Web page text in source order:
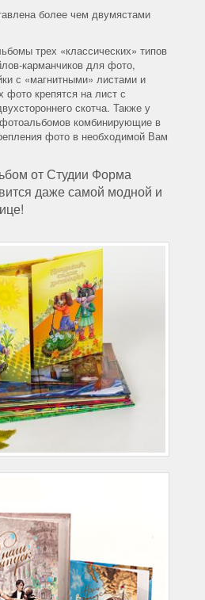
более чем двумястами
трех «классических» типов
карманчиков для фото,
с «магнитными» листами и
крепятся на лист с
скотча. Также у
комбинирующие в
фото в необходимой Вам
от Студии Форма
даже самой модной и